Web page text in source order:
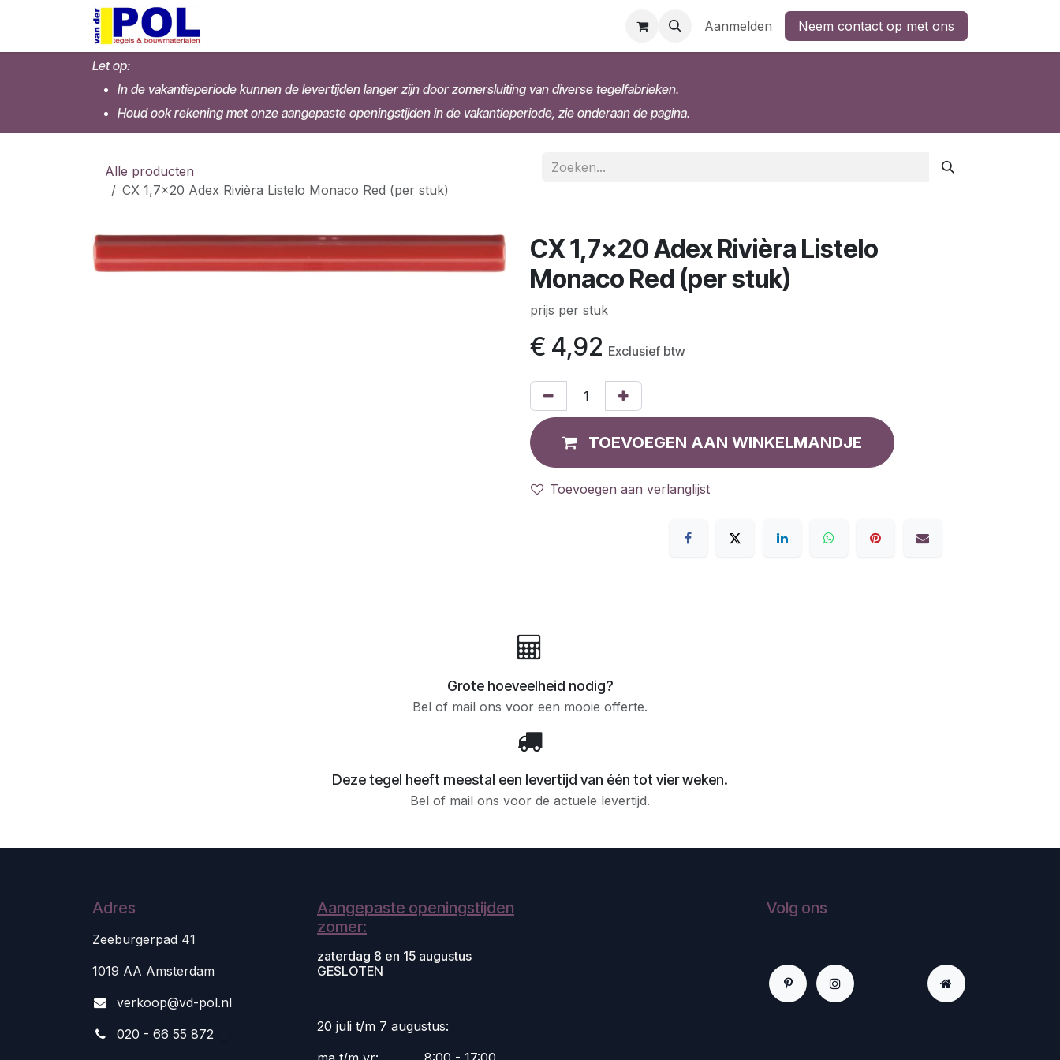
Overslaan naar inhoud
Aanmelden Neem contact op met ons
Let op:
In de vakantieperiode kunnen de levertijden langer zijn door zomersluiting van diverse tegelfabrieken.
Houd ook rekening met onze aangepaste openingstijden in de vakantieperiode, zie onderaan de pagina.
Alle producten
CX 1,7x20 Adex Rivièra Listelo Monaco Red (per stuk)
CX 1,7x20 Adex Rivièra Listelo
Monaco Red (per stuk)
prijs per stuk
€ 4,92 Exclusief btw
TOEVOEGEN AAN WINKELMANDJE
Toevoegen aan verlanglijst
Grote hoeveelheid nodig?
Bel of mail ons voor een mooie offerte.
Deze tegel heeft meestal een levertijd van één tot vier weken.
Bel of mail ons voor de actuele levertijd.
Adres
Zeeburgerpad 41
1019 AA Amsterdam
verkoop@vd-pol.nl
020 - 66 55 872
Aangepaste openingstijden
zomer:
zaterdag 8 en 15 augustus
GESLOTEN
20 juli t/m 7 augustus:
Volg ons